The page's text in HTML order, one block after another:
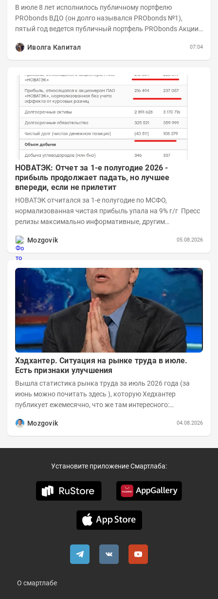
В июле 8 лет исполнилось публичному портфелю
PRObonds ВДО (он долго назывался PRObonds №1),
пятый год ведется публичный портфель PRObonds Акции /
Иволга Капитал
07:04
НОВАТЭК: Отчет за 1-е полугодие 2026 -
прибыль продолжает падать, но лучшее
впереди, если не прилетит
НОВАТЭК отчитался за 1-е полугодие по МСФО,
нормализованная чистая прибыль упала на 9% г/г Пресс
релизы максимально информативные, другим
Mozgovik
05.08.2026
Хэдхантер. Ситуация на рынке труда в июле.
Есть признаки улучшения
Вышла статистика рынка труда за июль 2026 года (за
июнь можно почитать здесь ), которую Хедхантер
публикует ежемесячно, что же там интересного:
Mozgovik
04.08.2026
Установите приложение Смартлаба:
О смартлабе